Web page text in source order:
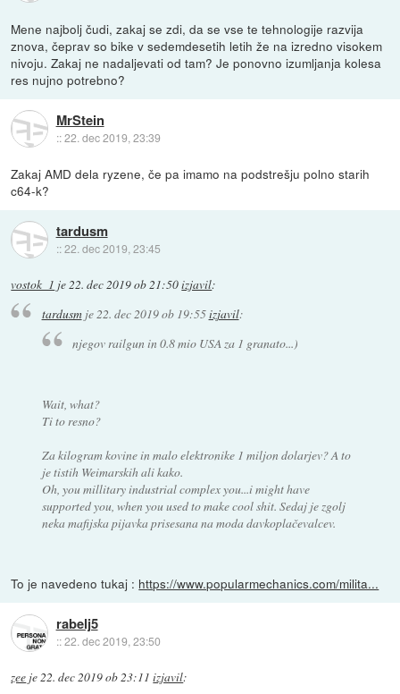
Mene najbolj čudi, zakaj se zdi, da se vse te tehnologije razvija
znova, čeprav so bike v sedemdesetih letih že na izredno visokem
nivoju. Zakaj ne nadaljevati od tam? Je ponovno izumljanja kolesa
res nujno potrebno?
MrStein
::22. dec 2019, 23:39
Zakaj AMD dela ryzene, če pa imamo na podstrešju polno starih
c64-k?
tardusm
::22. dec 2019, 23:45
vostok_1 je22. dec 2019 ob 21:50izjavil:
tardusmje22. dec 2019 ob 19:55izjavil:
njegov railgun in 0.8 mio USA za 1 granato...)
Wait, what?
Ti to resno?
Za kilogram kovine in malo elektronike 1 miljon dolarjev? A to
je tistih Weimarskih ali kako.
Oh, you millitary industrial complex you...i might have
supported you, when you used to make cool shit. Sedaj je zgolj
neka mafijska pijavka prisesana na moda davkoplačevalcev.
To je navedeno tukaj : https://www.popularmechanics.com/milita...
rabelj5
::22. dec 2019, 23:50
zee je22. dec 2019 ob 23:11 izjavil: